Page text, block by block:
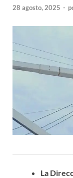
28 agosto, 2025 -
La